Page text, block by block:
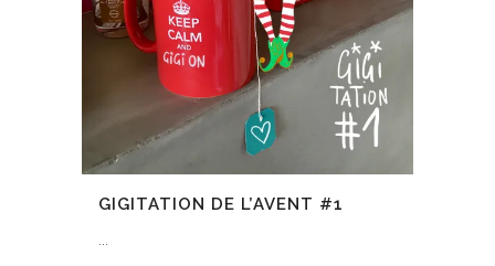
GIGITATION DE L’AVENT #1